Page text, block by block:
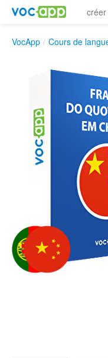
VocApp / Cours de